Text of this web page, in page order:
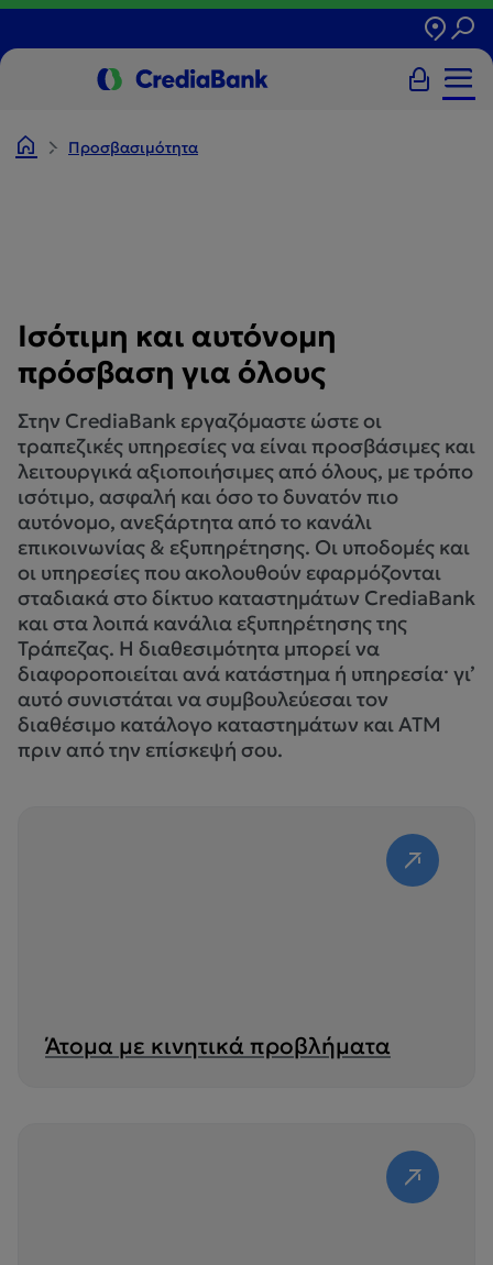
Προσβασιμότητα
Ισότιμη και αυτόνομη
πρόσβαση για όλους
Στην CrediaBank εργαζόμαστε ώστε οι
τραπεζικές υπηρεσίες να είναι προσβάσιμες και
λειτουργικά αξιοποιήσιμες από όλους, με τρόπο
ισότιμο, ασφαλή και όσο το δυνατόν πιο
αυτόνομο, ανεξάρτητα από το κανάλι
επικοινωνίας & εξυπηρέτησης. Οι υποδομές και
οι υπηρεσίες που ακολουθούν εφαρμόζονται
σταδιακά στο δίκτυο καταστημάτων CrediaBank
και στα λοιπά κανάλια εξυπηρέτησης της
Τράπεζας. Η διαθεσιμότητα μπορεί να
διαφοροποιείται ανά κατάστημα ή υπηρεσία· γι’
αυτό συνιστάται να συμβουλεύεσαι τον
διαθέσιμο κατάλογο καταστημάτων και ΑΤΜ
πριν από την επίσκεψή σου.
Άτομα με κινητικά προβλήματα